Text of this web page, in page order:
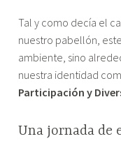
Tal y como decía el
nuestro pabellón,
ambiente, sino
nuestra identidad
Participación y
Una jornada de